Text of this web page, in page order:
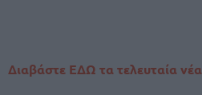
Διαβάστε ΕΔΩ τα τελευταία νέα